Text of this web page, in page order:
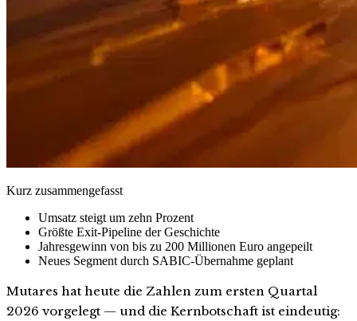
Kurz zusammengefasst
Umsatz steigt um zehn Prozent
Größte Exit-Pipeline der Geschichte
Jahresgewinn von bis zu 200 Millionen Euro angepeilt
Neues Segment durch SABIC-Übernahme geplant
Mutares hat heute die Zahlen zum ersten Quartal
2026 vorgelegt — und die Kernbotschaft ist eindeutig: